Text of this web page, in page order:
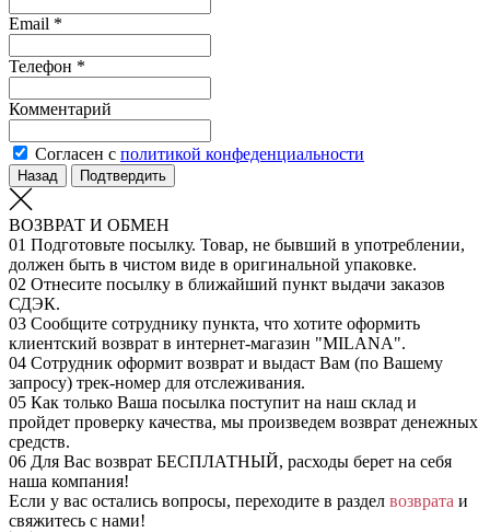
Email *
Телефон *
Комментарий
Согласен с политикой конфеденциальности
Назад Подтвердить
ВОЗВРАТ И ОБМЕН
01 Подготовьте посылку. Товар, не бывший в употреблении,
должен быть в чистом виде в оригинальной упаковке.
02 Отнесите посылку в ближайший пункт выдачи заказов
СДЭК.
03 Сообщите сотруднику пункта, что хотите оформить
клиентский возврат в интернет-магазин "MILANA".
04 Сотрудник оформит возврат и выдаст Вам (по Вашему
запросу) трек-номер для отслеживания.
05 Как только Ваша посылка поступит на наш склад и
пройдет проверку качества, мы произведем возврат денежных
средств.
06 Для Вас возврат БЕСПЛАТНЫЙ, расходы берет на себя
наша компания!
Если у вас остались вопросы, переходите в раздел возврата и
свяжитесь с нами!